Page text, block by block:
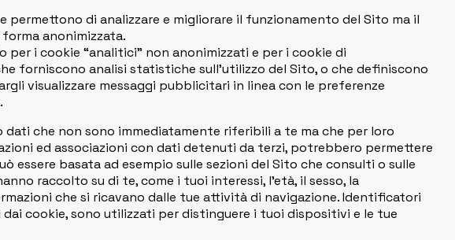
permettono di analizzare e migliorare il funzionamento del Sito ma il
anonimizzata.
per i cookie “analitici” non anonimizzati e per i cookie di
forniscono analisi statistiche sull’utilizzo del Sito, o che definiscono
visualizzare messaggi pubblicitari in linea con le preferenze
che non sono immediatamente riferibili a te ma che per loro
ed associazioni con dati detenuti da terzi, potrebbero permettere
essere basata ad esempio sulle sezioni del Sito che consulti o sulle
raccolto su di te, come i tuoi interessi, l’età, il sesso, la
che si ricavano dalle tue attività di navigazione. Identificatori
dai cookie, sono utilizzati per distinguere i tuoi dispositivi e le tue